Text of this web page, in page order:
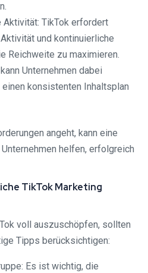
Aktivität: TikTok erfordert
und kontinuierliche
Reichweite zu maximieren.
Unternehmen dabei
konsistenten Inhaltsplan
angeht, kann eine
helfen, erfolgreich
TikTok Marketing
voll auszuschöpfen, sollten
Tipps berücksichtigen:
Es ist wichtig, die